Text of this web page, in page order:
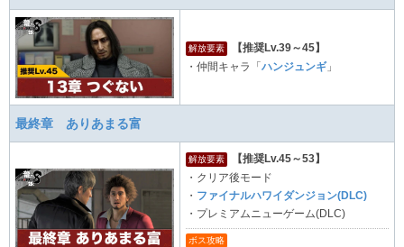
解放要素
【推奨Lv.39～45】
・仲間キャラ「 ハンジュンギ」
最終章 ありあまる富
解放要素
【推奨Lv.45～53】
・クリア後モード
・ ファイナルハワイダンジョン(DLC)
・プレミアムニューゲーム(DLC)
ボス攻略